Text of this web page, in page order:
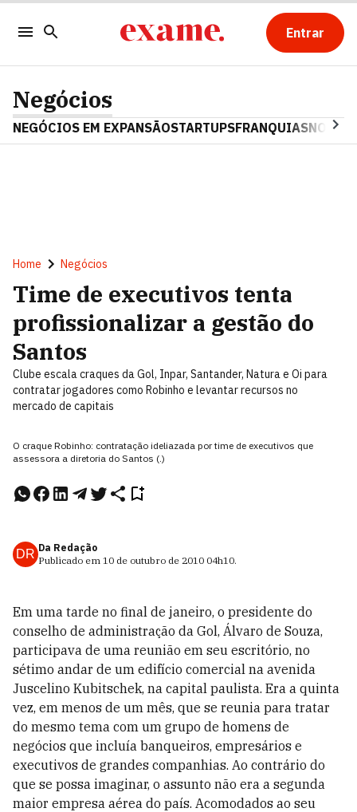
Entrar
Negócios
NEGÓCIOS EM EXPANSÃOSTARTUPSFRANQUIAS
Home Negócios
Time de executivos tenta
profissionalizar a gestão do
Santos
Clube escala craques da Gol, Inpar, Santander, Natura e Oi para
contratar jogadores como Robinho e levantar recursos no
mercado de capitais
O craque Robinho: contratação ideliazada por time de executivos que
assessora a diretoria do Santos (.)
DR Da Redação
Publicado em 10 de outubro de 2010 04h10.
Em uma tarde no final de janeiro, o presidente do
conselho de administração da Gol, Álvaro de Souza,
participava de uma reunião em seu escritório, no
sétimo andar de um edifício comercial na avenida
Juscelino Kubitschek, na capital paulista. Era a quinta
vez, em menos de um mês, que se reunia para tratar
do mesmo tema com um grupo de homens de
negócios que incluía banqueiros, empresários e
executivos de grandes companhias. Ao contrário do
que se possa imaginar, o assunto não era a segunda
maior empresa aérea do país. Acomodados ao seu